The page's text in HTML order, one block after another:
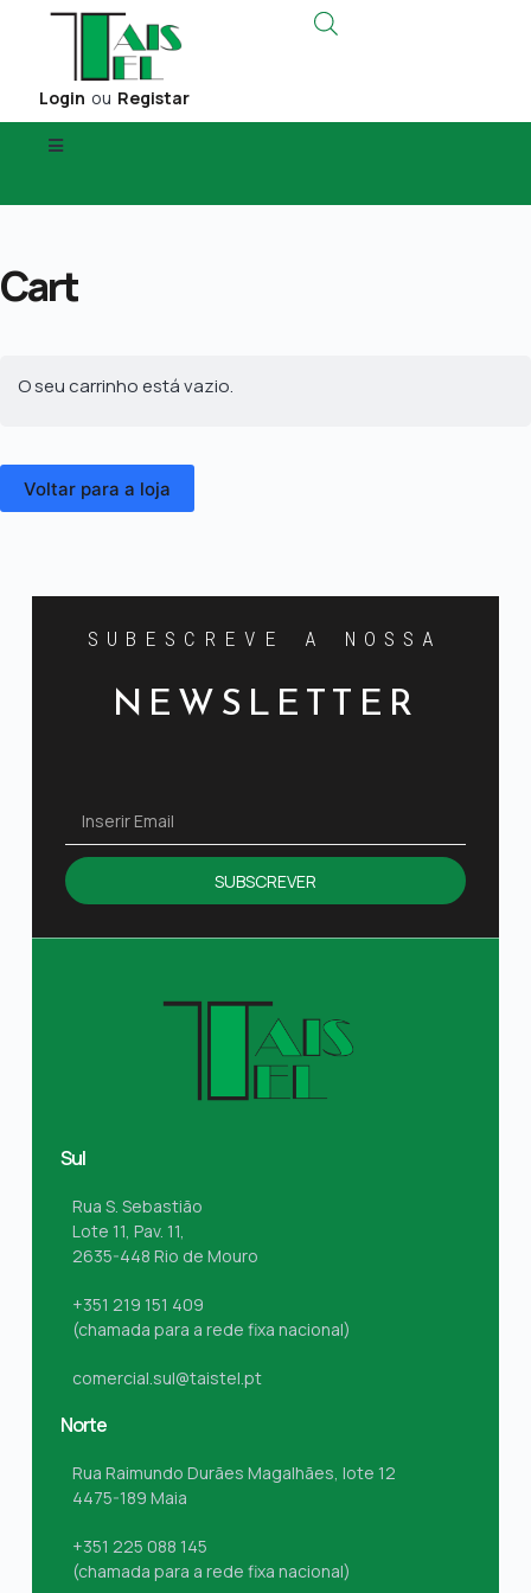
Login ou Registar
Cart
O seu carrinho está vazio.
Voltar para a loja
SUBESCREVE A NOSSA
NEWSLETTER
SUBSCREVER
Sul
Rua S. Sebastião
Lote 11, Pav. 11,
2635-448 Rio de Mouro
+351 219 151 409
(chamada para a rede fixa nacional)
comercial.sul@taistel.pt
Norte
Rua Raimundo Durães Magalhães, lote 12
4475-189 Maia
+351 225 088 145
(chamada para a rede fixa nacional)